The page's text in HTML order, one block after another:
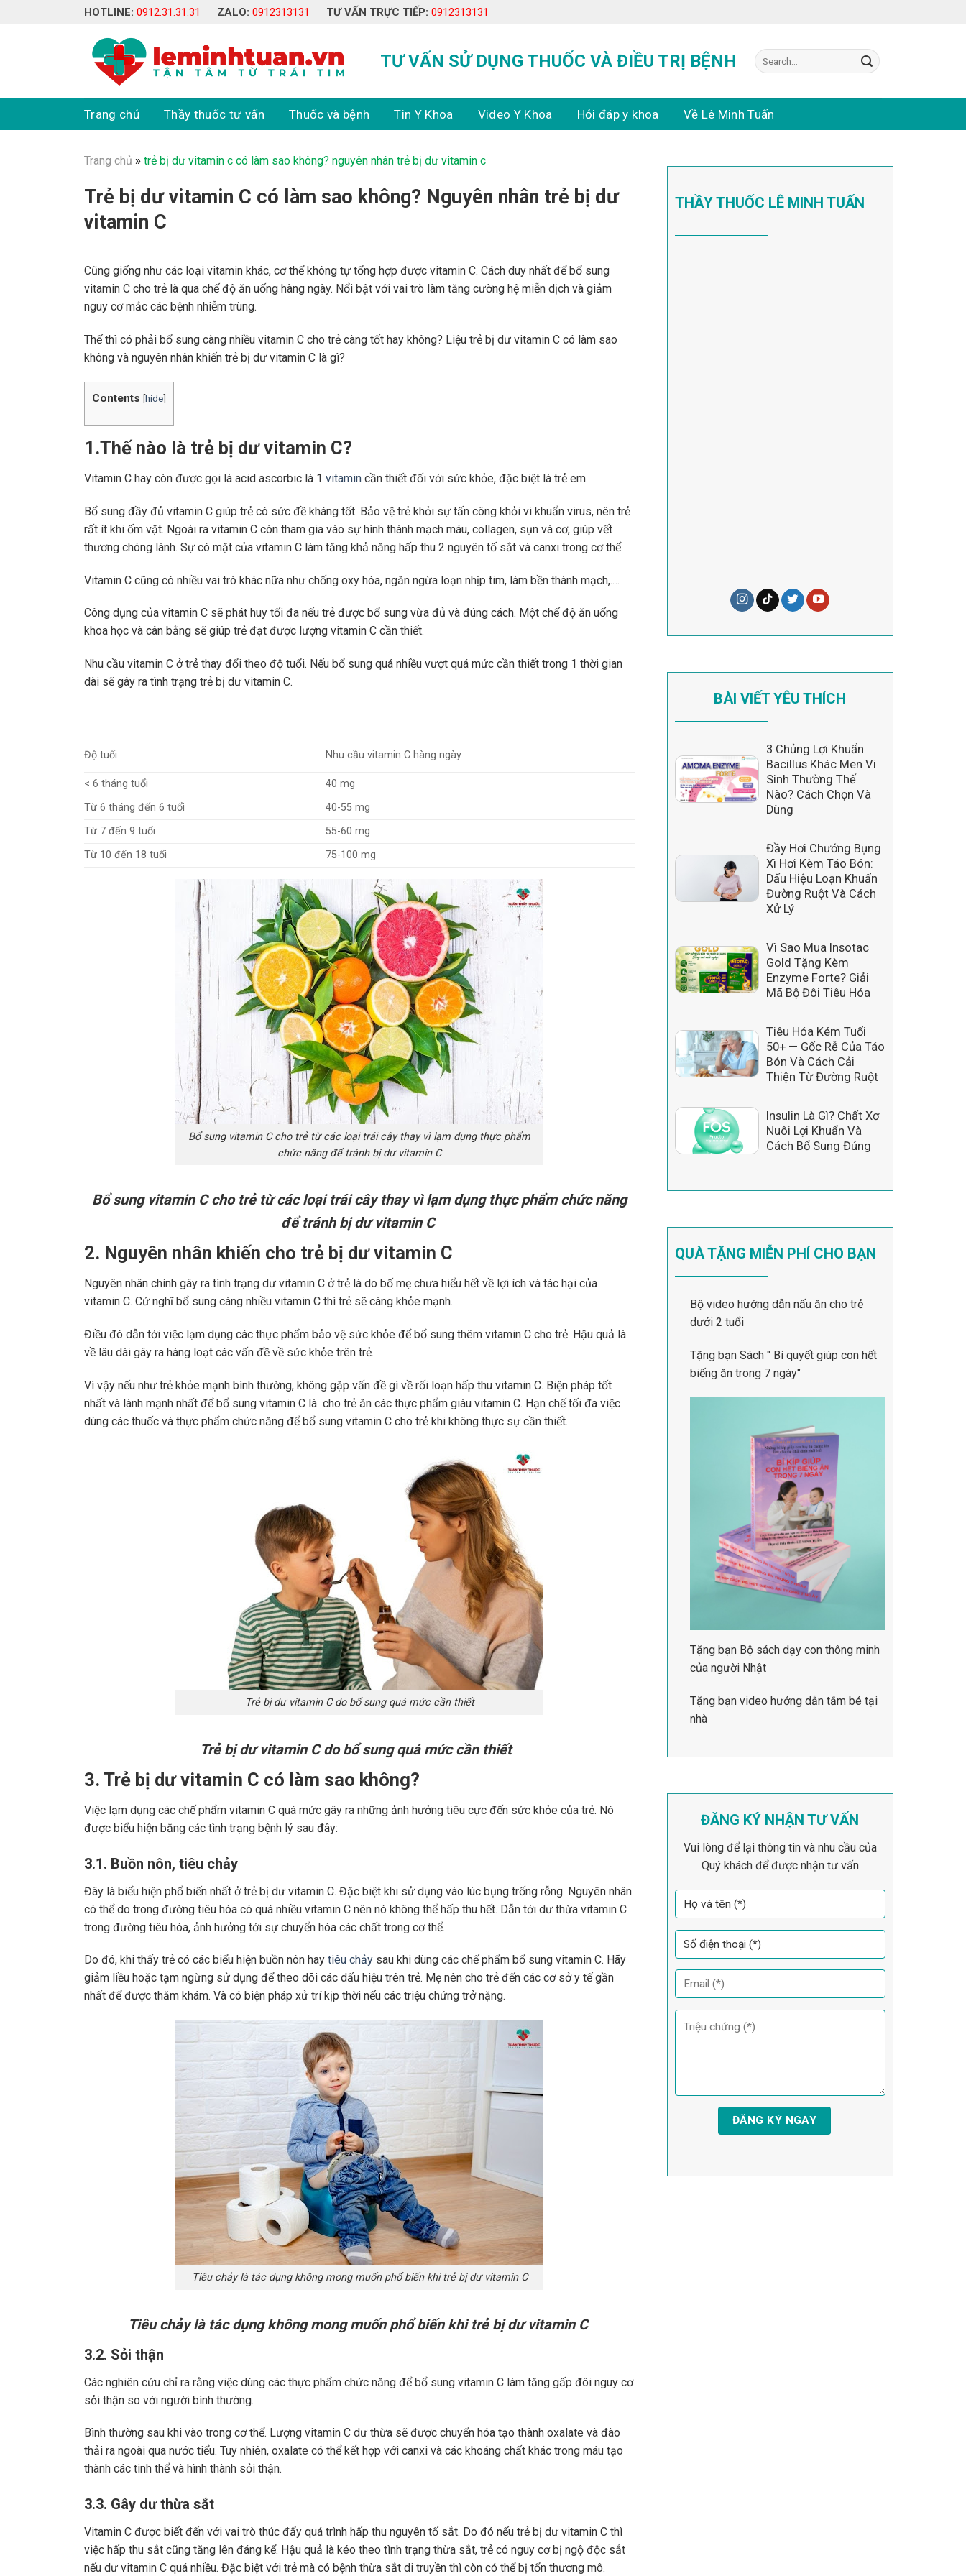
HOTLINE: 0912.31.31.31 ZALO: 0912313131 TƯ VẤN TRỰC TIẾP: 0912313131
TƯ VẤN SỬ DỤNG THUỐC VÀ ĐIỀU TRỊ BỆNH
Search
for:
Trang chủ Thầy thuốc tư vấn Thuốc và bệnh Tin Y Khoa Video Y Khoa Hỏi đáp y khoa Về Lê Minh Tuấn
Trang chủ » trẻ bị dư vitamin c có làm sao không? nguyên nhân trẻ bị dư vitamin c
Trẻ bị dư vitamin C có làm sao không? Nguyên nhân trẻ bị dư
vitamin C
Cũng giống như các loại vitamin khác, cơ thể không tự tổng hợp được vitamin C. Cách duy nhất để bổ sung
vitamin C cho trẻ là qua chế độ ăn uống hàng ngày. Nổi bật với vai trò làm tăng cường hệ miễn dịch và giảm
nguy cơ mắc các bệnh nhiễm trùng.
Thế thì có phải bổ sung càng nhiều vitamin C cho trẻ càng tốt hay không? Liệu trẻ bị dư vitamin C có làm sao
không và nguyên nhân khiến trẻ bị dư vitamin C là gì?
Contents [hide]
1.Thế nào là trẻ bị dư vitamin C?
Vitamin C hay còn được gọi là acid ascorbic là 1 vitamin cần thiết đối với sức khỏe, đặc biệt là trẻ em.
Bổ sung đầy đủ vitamin C giúp trẻ có sức đề kháng tốt. Bảo vệ trẻ khỏi sự tấn công khỏi vi khuẩn virus, nên trẻ
rất ít khi ốm vặt. Ngoài ra vitamin C còn tham gia vào sự hình thành mạch máu, collagen, sụn và cơ, giúp vết
thương chóng lành. Sự có mặt của vitamin C làm tăng khả năng hấp thu 2 nguyên tố sắt và canxi trong cơ thể.
Vitamin C cũng có nhiều vai trò khác nữa như chống oxy hóa, ngăn ngừa loạn nhịp tim, làm bền thành mạch,.…
Công dụng của vitamin C sẽ phát huy tối đa nếu trẻ được bổ sung vừa đủ và đúng cách. Một chế độ ăn uống
khoa học và cân bằng sẽ giúp trẻ đạt được lượng vitamin C cần thiết.
Nhu cầu vitamin C ở trẻ thay đổi theo độ tuổi. Nếu bổ sung quá nhiều vượt quá mức cần thiết trong 1 thời gian
dài sẽ gây ra tình trạng trẻ bị dư vitamin C.
Độ tuổi Nhu cầu vitamin C hàng ngày
< 6 tháng tuổi
40 mg
Từ 6 tháng đến 6 tuổi
40-55 mg
Từ 7 đến 9 tuổi
55-60 mg
Từ 10 đến 18 tuổi
75-100 mg
Bổ sung vitamin C cho trẻ từ các loại trái cây thay vì lạm dụng thực phẩm
chức năng để tránh bị dư vitamin C
Bổ sung vitamin C cho trẻ từ các loại trái cây thay vì lạm dụng thực phẩm chức năng
để tránh bị dư vitamin C
2. Nguyên nhân khiến cho trẻ bị dư vitamin C
Nguyên nhân chính gây ra tình trạng dư vitamin C ở trẻ là do bố mẹ chưa hiểu hết về lợi ích và tác hại của
vitamin C. Cứ nghĩ bổ sung càng nhiều vitamin C thì trẻ sẽ càng khỏe mạnh.
Điều đó dẫn tới việc lạm dụng các thực phẩm bảo vệ sức khỏe để bổ sung thêm vitamin C cho trẻ. Hậu quả là
về lâu dài gây ra hàng loạt các vấn đề về sức khỏe trên trẻ.
Vì vậy nếu như trẻ khỏe mạnh bình thường, không gặp vấn đề gì về rối loạn hấp thu vitamin C. Biện pháp tốt
nhất và lành mạnh nhất đểbổ sung vitamin C là cho trẻ ăn các thực phẩm giàu vitamin C. Hạn chế tối đa việc
dùng các thuốc và thực phẩm chức năng để bổ sung vitamin C cho trẻ khi không thực sự cần thiết.
Trẻ bị dư vitamin C do bổ sung quá mức cần thiết
Trẻ bị dư vitamin C do bổ sung quá mức cần thiết
3. Trẻ bị dư vitamin C có làm sao không?
Việc lạm dụng các chế phẩm vitamin C quá mức gây ra những ảnh hưởng tiêu cực đến sức khỏe của trẻ. Nó
được biểu hiện bằng các tình trạng bệnh lý sau đây:
3.1. Buồn nôn, tiêu chảy
Đây là biểu hiện phổ biến nhất ở trẻ bị dư vitamin C. Đặc biệt khi sử dụng vào lúc bụng trống rỗng. Nguyên nhân
có thể do trong đường tiêu hóa có quá nhiều vitamin C nên nó không thể hấp thu hết. Dẫn tới dư thừa vitamin C
trong đường tiêu hóa, ảnh hưởng tới sự chuyển hóa các chất trong cơ thể.
Do đó, khi thấy trẻ có các biểu hiện buồn nôn hay tiêu chảy sau khi dùng các chế phẩm bổ sung vitamin C. Hãy
giảm liều hoặc tạm ngừng sử dụng để theo dõi các dấu hiệu trên trẻ. Mẹ nên cho trẻ đến các cơ sở y tế gần
nhất để được thăm khám. Và có biện pháp xử trí kịp thời nếu các triệu chứng trở nặng.
Tiêu chảy là tác dụng không mong muốn phổ biến khi trẻ bị dư vitamin C
Tiêu chảy là tác dụng không mong muốn phổ biến khi trẻ bị dư vitamin C
3.2. Sỏi thận
Các nghiên cứu chỉ ra rằng việc dùng các thực phẩm chức năng để bổ sung vitamin C làm tăng gấp đôi nguy cơ
sỏi thận so với người bình thường.
Bình thường sau khi vào trong cơ thể. Lượng vitamin C dư thừa sẽ được chuyển hóa tạo thành oxalate và đào
thải ra ngoài qua nước tiểu. Tuy nhiên, oxalate có thể kết hợp với canxi và các khoáng chất khác trong máu tạo
thành các tinh thể và hình thành sỏi thận.
3.3. Gây dư thừa sắt
Vitamin C được biết đến với vai trò thúc đẩy quá trình hấp thu nguyên tố sắt. Do đó nếu trẻ bị dư vitamin C thì
việc hấp thu sắt cũng tăng lên đáng kể. Hậu quả là kéo theo tình trạng thừa sắt, trẻ có nguy cơ bị ngộ độc sắt
nếu dư vitamin C quá nhiều. Đặc biệt với trẻ mà có bệnh thừa sắt di truyền thì còn có thể bị tổn thương mô.
THẦY THUỐC LÊ MINH TUẤN
BÀI VIẾT YÊU THÍCH
3 Chủng Lợi Khuẩn
Bacillus Khác Men Vi
Sinh Thường Thế
Nào? Cách Chọn Và
Dùng
Đầy Hơi Chướng Bụng
Xì Hơi Kèm Táo Bón:
Dấu Hiệu Loạn Khuẩn
Đường Ruột Và Cách
Xử Lý
Vì Sao Mua Insotac
Gold Tặng Kèm
Enzyme Forte? Giải
Mã Bộ Đôi Tiêu Hóa
Tiêu Hóa Kém Tuổi
50+ — Gốc Rễ Của Táo
Bón Và Cách Cải
Thiện Từ Đường Ruột
Insulin Là Gì? Chất Xơ
Nuôi Lợi Khuẩn Và
Cách Bổ Sung Đúng
QUÀ TẶNG MIỄN PHÍ CHO BẠN
Bộ video hướng dẫn nấu ăn cho trẻ
dưới 2 tuổi
Tặng bạn Sách " Bí quyết giúp con hết
biếng ăn trong 7 ngày"
Tặng bạn Bộ sách dạy con thông minh
của người Nhật
Tặng bạn video hướng dẫn tắm bé tại
nhà
ĐĂNG KÝ NHẬN TƯ VẤN
Vui lòng để lại thông tin và nhu cầu của
Quý khách để được nhận tư vấn